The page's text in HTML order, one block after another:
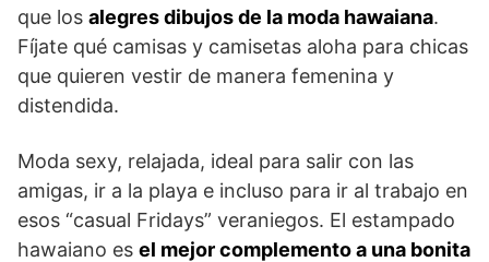
que los alegres dibujos de la moda hawaiana.
Fíjate qué camisas y camisetas aloha para chicas
que quieren vestir de manera femenina y
distendida.
Moda sexy, relajada, ideal para salir con las
amigas, ir a la playa e incluso para ir al trabajo en
esos “casual Fridays” veraniegos. El estampado
hawaiano es el mejor complemento a una bonita